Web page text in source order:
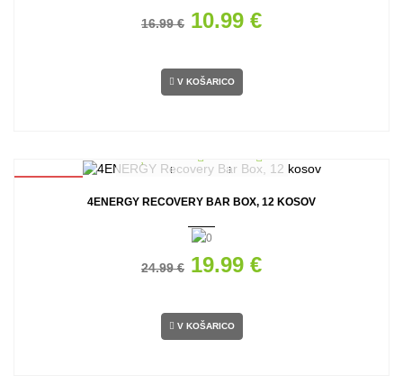
16.99 € 10.99 €
V KOŠARICO
4ENERGY RECOVERY BAR BOX, 12 KOSOV
24.99 € 19.99 €
V KOŠARICO